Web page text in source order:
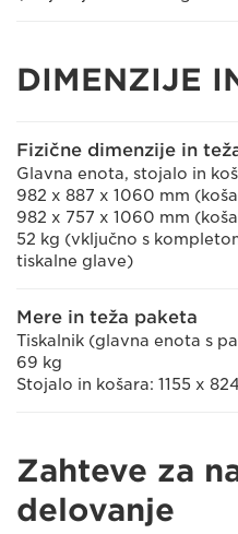
DIMENZIJE
Fizične dimenzije in
Glavna enota, stojalo in
982 x 887 x 1060 mm
982 x 757 x 1060 mm
52 kg (vključno s
tiskalne glave)
Mere in teža paketa
Tiskalnik (glavna enota s
69 kg
Stojalo in košara: 1155 x
Zahteve za
delovanje